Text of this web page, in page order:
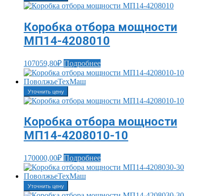
Коробка отбора мощности
МП14-4208010
107059,80₽ Подробнее
Уточнить цену
Коробка отбора мощности
МП14-4208010-10
170000,00₽ Подробнее
Уточнить цену